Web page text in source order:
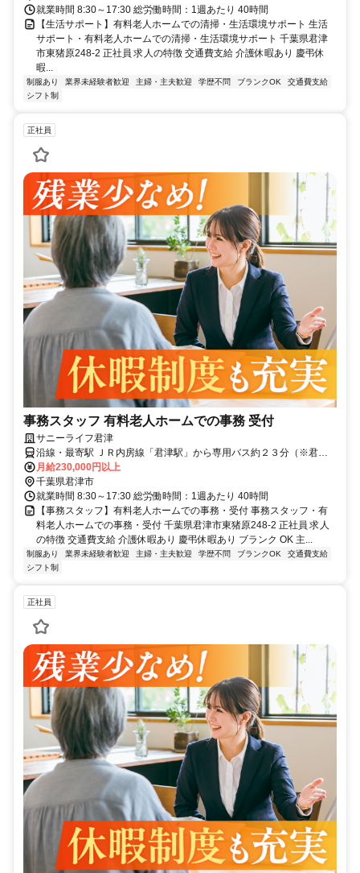
就業時間 8:30～17:30 総労働時間：1週あたり 40時間
【生活サポート】有料老人ホームでの清掃・生活環境サポート 生活
サポート・有料老人ホームでの清掃・生活環境サポート 千葉県君津
市東猪原248-2 正社員 求人の特徴 交通費支給 介護休暇あり 慶弔休
暇...
制服あり 業界未経験者歓迎 主婦・主夫歓迎 学歴不問 ブランクOK
交通費支給
シフト制
正社員
事務スタッフ 有料老人ホームでの事務 受付
サニーライフ君津
沿線・最寄駅 ＪＲ内房線「君津駅」から専用バス約２３分（※君津
駅より送迎有）マイカー・バイク通勤可（無料駐車場有）
月給230,000円以上
千葉県君津市
就業時間 8:30～17:30 総労働時間：1週あたり 40時間
【事務スタッフ】有料老人ホームでの事務・受付 事務スタッフ・有
料老人ホームでの事務・受付 千葉県君津市東猪原248-2 正社員 求人
の特徴 交通費支給 介護休暇あり 慶弔休暇あり ブランク OK 主...
制服あり 業界未経験者歓迎 主婦・主夫歓迎 学歴不問 ブランクOK
交通費支給
シフト制
正社員